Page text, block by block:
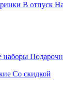
В отпуск
наборы
Со скидкой